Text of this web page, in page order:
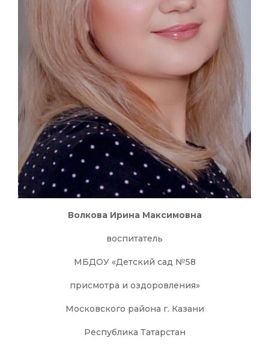
Волкова Ирина Максимовна
воспитатель
МБДОУ «Детский сад №58
присмотра и оздоровления»
Московского района г. Казани
Республика Татарстан